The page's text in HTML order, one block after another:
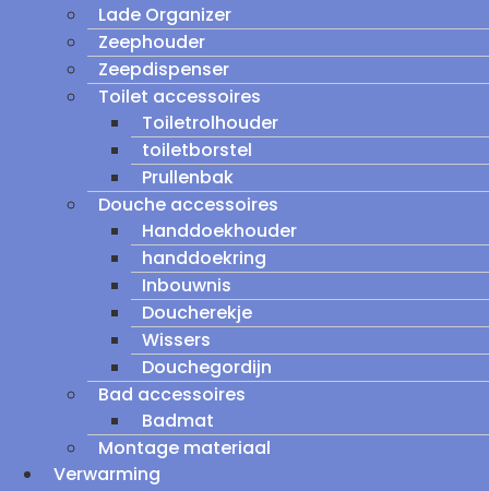
Lade Organizer
Zeephouder
Zeepdispenser
Toilet accessoires
Toiletrolhouder
toiletborstel
Prullenbak
Douche accessoires
Handdoekhouder
handdoekring
Inbouwnis
Doucherekje
Wissers
Douchegordijn
Bad accessoires
Badmat
Montage materiaal
Verwarming